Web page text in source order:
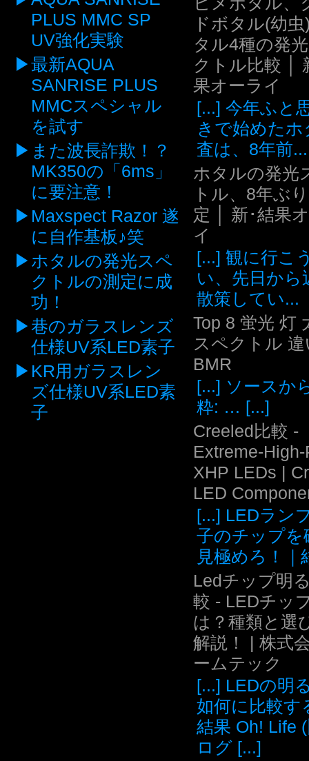
PLUS MMC SP
UV強化実験
最新AQUA
SANRISE PLUS
MMCスペシャル
を試す
また波長詐欺！？
MK350の「6ms」
に要注意！
Maxspect Razor 遂
に自作基板♪笑
ホタルの発光スペ
クトルの測定に成
功！
巷のガラスレンズ
仕様UV系LED素子
KR用ガラスレン
ズ仕様UV系LED素
子
ドボタル(幼
タル4種の発
クトル比較 │
果オーライ
[...] 今年ふと
きで始めたホ
査は、8年前...
ホタルの発光
トル、8年ぶ
定 │ 新･結果
イ
[...] 観に行こ
い、先日から
散策してい...
Top 8 蛍光 灯
スペクトル 違
BMR
[...] ソースか
粋: … [...]
Creeled比較 -
Extreme-
XHP LEDs |
LED
[...] LEDラン
子のチップを
見極めろ！｜
Ledチップ明
較 - LEDチッ
は？種類と選
解説！ | 株式
ームテック
[...] LEDの明
如何に比較す
結果 Oh! Life
ログ [...]